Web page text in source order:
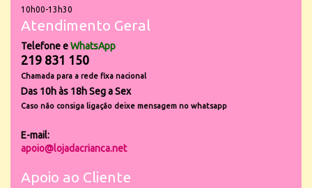
10h00-13h30
Atendimento Geral
Telefone eWhatsApp
219 831 150
Chamada para a rede fixa nacional
Das 10h às 18h Seg a Sex
Caso não consiga ligação deixe mensagem no whatsapp
E-mail:
apoio@lojadacrianca.net
Apoio ao Cliente